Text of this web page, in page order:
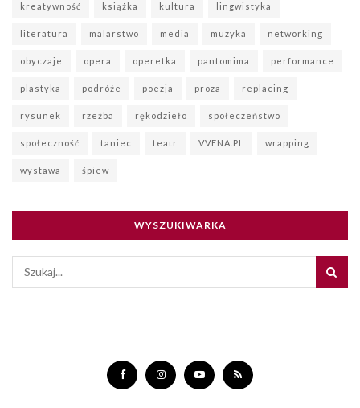
kreatywność książka kultura lingwistyka
literatura malarstwo media muzyka networking
obyczaje opera operetka pantomima performance
plastyka podróże poezja proza replacing
rysunek rzeźba rękodzieło społeczeństwo
społeczność taniec teatr VVENA.PL wrapping
wystawa śpiew
WYSZUKIWARKA